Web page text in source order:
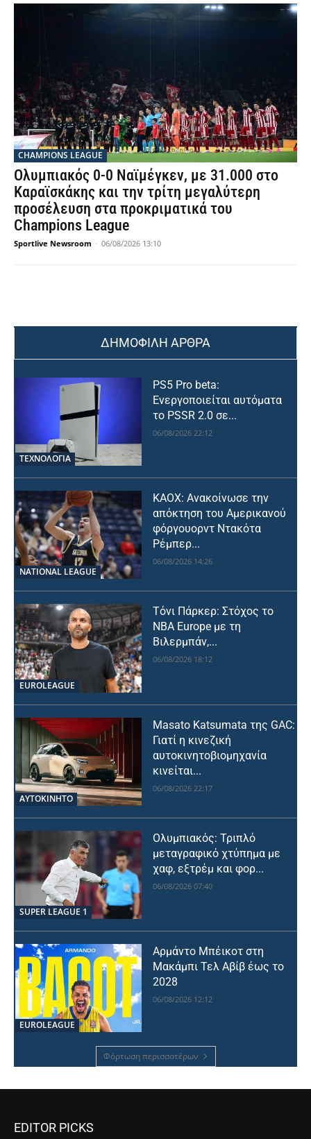
CHAMPIONS LEAGUE
Ολυμπιακός 0-0 Ναϊμέγκεν, με 31.000 στο
Καραϊσκάκης και την τρίτη μεγαλύτερη
προσέλευση στα προκριματικά του
Champions League
Sportlive Newsroom - 06/08/2026 13:10
ΔΗΜΟΦΙΛΗ ΑΡΘΡΑ
ΤΕΧΝΟΛΟΓΙΑ
PS5 Pro beta:
Ενεργοποιείται αυτόματα
το PSSR 2.0 σε...
06/08/2026 22:12
NATIONAL LEAGUE
ΚΑΟΧ: Ανακοίνωσε την
απόκτηση του Αμερικανού
φόργουορντ Ντακότα
Ρέμπερ...
06/08/2026 14:26
EUROLEAGUE
Τόνι Πάρκερ: Στόχος το
NBA Europe με τη
Βιλερμπάν,...
06/08/2026 18:12
ΑΥΤΟΚΙΝΗΤΟ
Masato Katsumata της GAC:
Γιατί η κινεζική
αυτοκινητοβιομηχανία
κινείται...
06/08/2026 22:17
SUPER LEAGUE 1
Ολυμπιακός: Τριπλό
μεταγραφικό χτύπημα με
χαφ, εξτρέμ και φορ...
06/08/2026 07:40
EUROLEAGUE
Αρμάντο Μπέικοτ στη
Μακάμπι Τελ Αβίβ έως το
2028
06/08/2026 12:12
Φόρτωση περισσοτέρων
EDITOR PICKS